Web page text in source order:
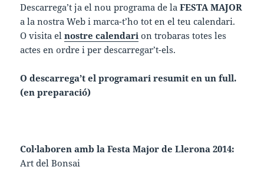
Descarrega’t ja el nou programa de laFESTA MAJOR
a la nostra Web i marca-t’ho tot en el teu calendari.
O visita elnostre calendari on trobaras totes les
actes en ordre i per descarregar’t-els.
O descarrega’t el programari resumit en un full.
(en preparació)
Col·laboren amb la Festa Major de Llerona 2014:
Art del Bonsai